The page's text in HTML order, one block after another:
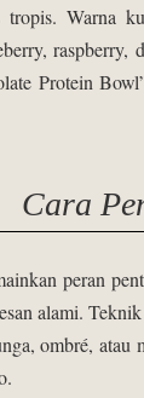
tropis. Warna
Protein
Cara
peran
alami.
ombré,